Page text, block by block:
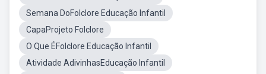
Semana DoFolclore Educação Infantil
CapaProjeto Folclore
O Que ÉFolclore Educação Infantil
Atividade AdivinhasEducação Infantil